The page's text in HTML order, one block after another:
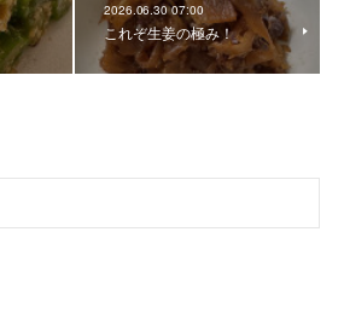
2026.06.30 07:00
これぞ生姜の極み！